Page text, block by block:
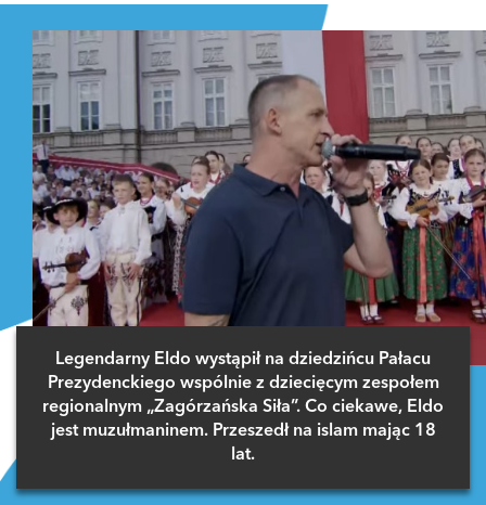
Legendarny Eldo wystąpił na dziedzińcu Pałacu
Prezydenckiego wspólnie z dziecięcym zespołem
regionalnym „Zagórzańska Siła”. Co ciekawe, Eldo
jest muzułmaninem. Przeszedł na islam mając 18
lat.